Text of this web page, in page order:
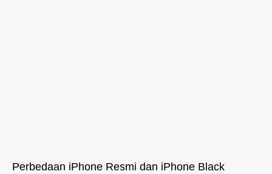
Perbedaan iPhone Resmi dan iPhone Black